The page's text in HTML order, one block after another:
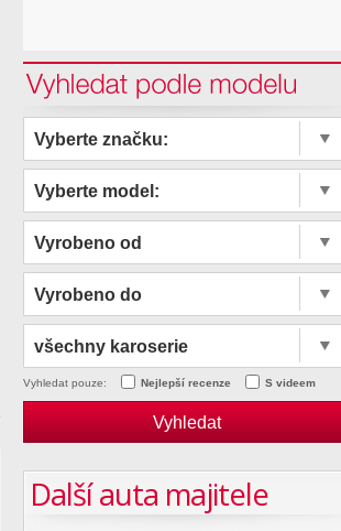
Vyhledat podle modelu
Vyberte značku:
Vyberte model:
Vyrobeno od
Vyrobeno do
všechny karoserie
Vyhledat pouze: Nejlepší recenze S videem
Další auta majitele